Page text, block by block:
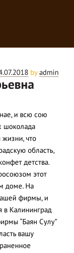
by admin
и всю сою
шоколада
жизни, что
область,
детства.
этот
доме. На
фирмы, и
в Калининград
“Баян Сулу”
вашу